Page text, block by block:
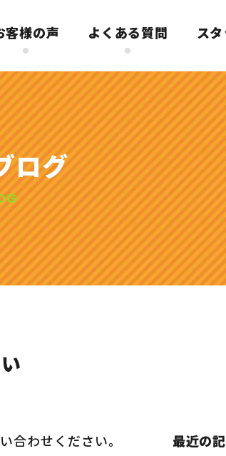
客様の声 よくある質問 ス
ログ
合わせください。
最近の